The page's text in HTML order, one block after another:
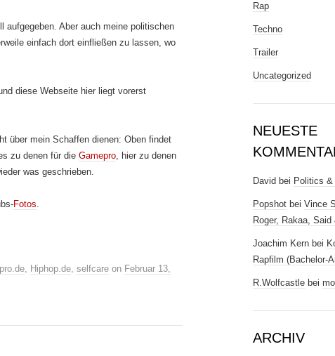
aufgegeben. Aber auch meine politischen
einfach dort einfließen zu lassen, wo
diese Webseite hier liegt vorerst
über mein Schaffen dienen: Oben findet
zu denen für die Gamepro, hier zu denen
was geschrieben.
Fotos.
, Hiphop.de, selfcare on Februar 13,
Rap
Techno
Trailer
Uncategorized
NEUESTE
David bei Politics
Popshot bei Vince
Roger, Rakaa, Said
Joachim Kern bei
Rapfilm (Bachelor-
R.Wolfcastle bei
ARCHIV